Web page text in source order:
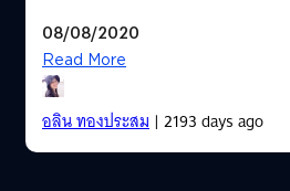
08/08/2020
Read More
อลิน ทองประสม| 2193 days ago